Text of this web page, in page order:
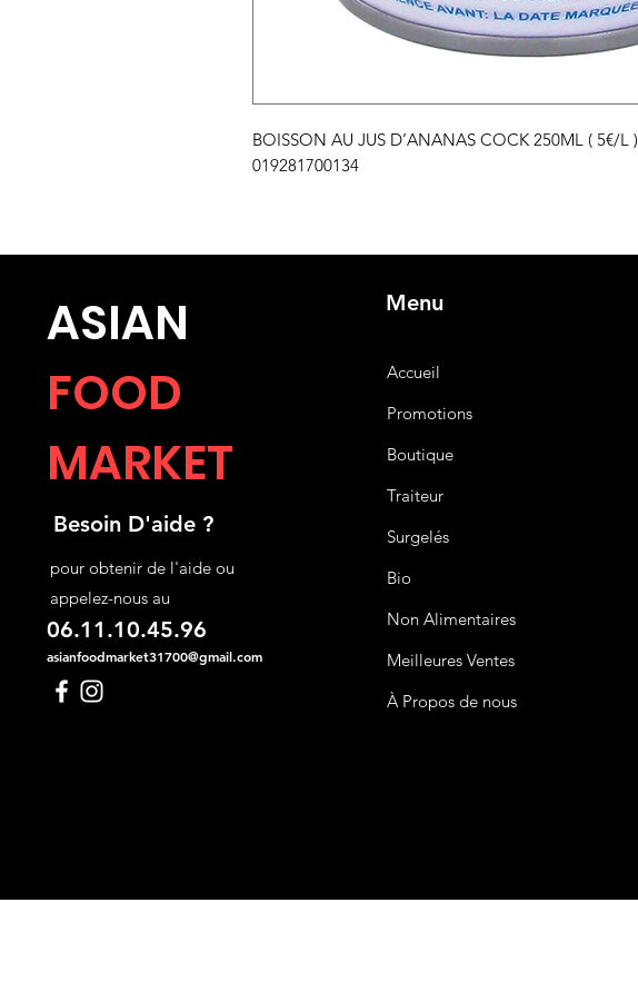
BOISSON AU JUS D’ANANAS COCK 250ML ( 5€/L )
019281700134
ASIAN
FOOD
MARKET
Besoin D'aide ?
pour obtenir de l'aide ou
appelez-nous au
06.11.10.45.96
asianfoodmarket31700@gmail.com
Menu
Accueil
Promotions
Boutique
Traiteur
Surgelés
Bio
Non Alimentaires
Meilleures Ventes
À Propos de nous